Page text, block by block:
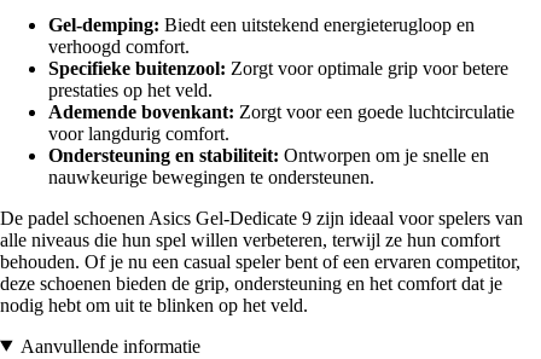
Gel-demping: Biedt een uitstekend energieterugloop en
verhoogd comfort.
Specifieke buitenzool: Zorgt voor optimale grip voor betere
prestaties op het veld.
Ademende bovenkant: Zorgt voor een goede luchtcirculatie
voor langdurig comfort.
Ondersteuning en stabiliteit: Ontworpen om je snelle en
nauwkeurige bewegingen te ondersteunen.
De padel schoenen Asics Gel-Dedicate 9 zijn ideaal voor spelers van
alle niveaus die hun spel willen verbeteren, terwijl ze hun comfort
behouden. Of je nu een casual speler bent of een ervaren competitor,
deze schoenen bieden de grip, ondersteuning en het comfort dat je
nodig hebt om uit te blinken op het veld.
Aanvullende informatie